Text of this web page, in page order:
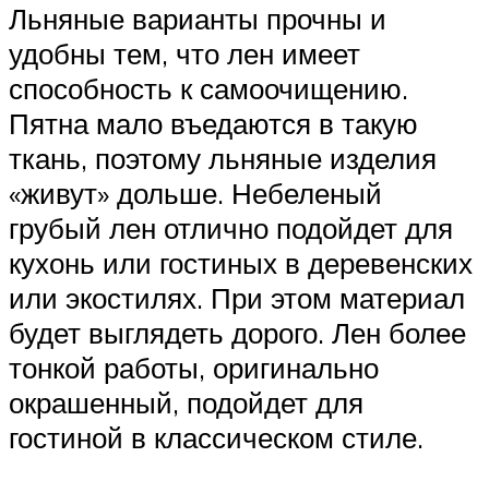
Льняные варианты прочны и
удобны тем, что лен имеет
способность к самоочищению.
Пятна мало въедаются в такую
ткань, поэтому льняные изделия
«живут» дольше. Небеленый
грубый лен отлично подойдет для
кухонь или гостиных в деревенских
или экостилях. При этом материал
будет выглядеть дорого. Лен более
тонкой работы, оригинально
окрашенный, подойдет для
гостиной в классическом стиле.